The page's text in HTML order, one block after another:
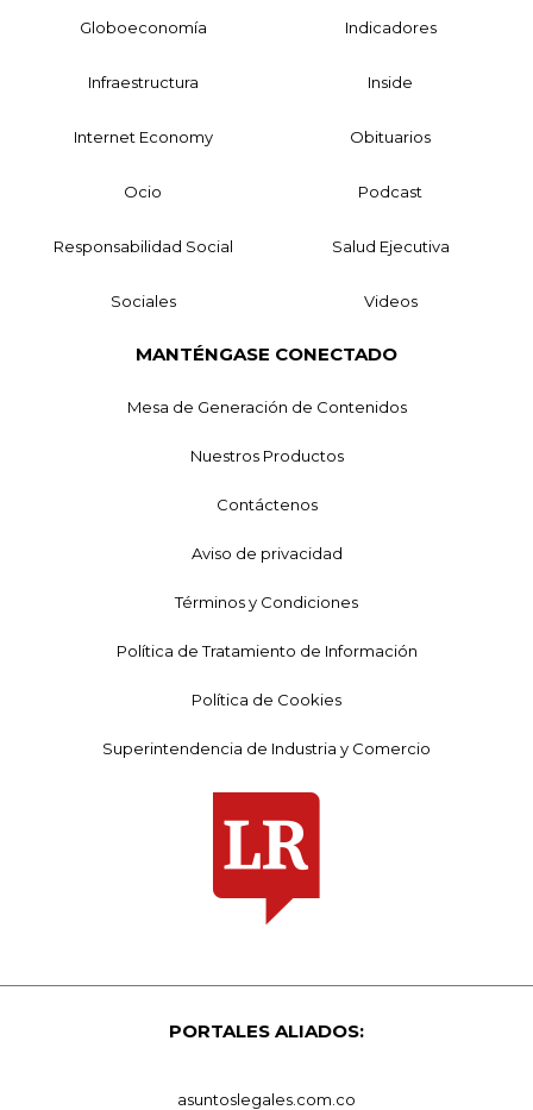
Globoeconomía Indicadores
Infraestructura Inside
Internet Economy Obituarios
Ocio Podcast
Responsabilidad Social Salud Ejecutiva
Sociales Videos
MANTÉNGASE CONECTADO
Mesa de Generación de Contenidos
Nuestros Productos
Contáctenos
Aviso de privacidad
Términos y Condiciones
Política de Tratamiento de Información
Política de Cookies
Superintendencia de Industria y Comercio
PORTALES ALIADOS:
asuntoslegales.com.co